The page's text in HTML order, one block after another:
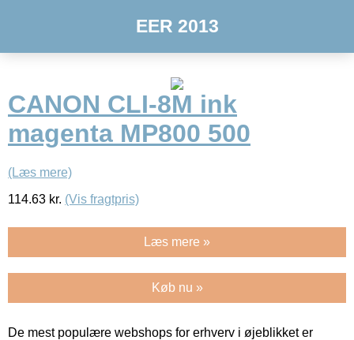
EER 2013
CANON CLI-8M ink
magenta MP800 500
(Læs mere)
114.63 kr. (Vis fragtpris)
Læs mere »
Køb nu »
De mest populære webshops for erhverv i øjeblikket er